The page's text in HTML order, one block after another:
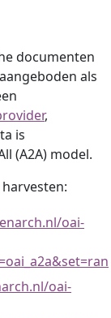
documenten
als
,
is
(A2A) model.
oai-
oai-